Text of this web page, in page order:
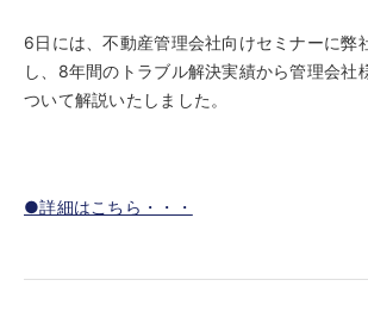
6日には、不動産管理会社向けセミナーに弊
し、8年間のトラブル解決実績から管理会社
ついて解説いたしました。
●詳細はこちら・・・